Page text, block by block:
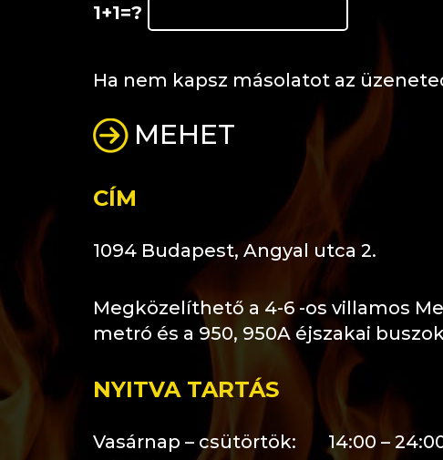
1+1=?
Ha nem kapsz másolatot az
CÍM
1094 Budapest, Angyal utca 2.
Megközelíthető a 4-6 -os villamos
metró és a 950, 950A éjszakai
NYITVA TARTÁS
Vasárnap – csütörtök: 14:00 –